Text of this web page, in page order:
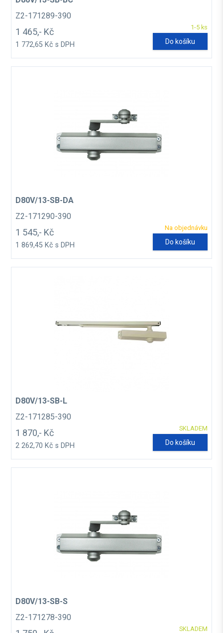
Z2-171289-390
1-5 ks
1 465,- Kč
1 772,65 Kč s DPH Do košíku
D80V/13-SB-DA
Z2-171290-390
Na objednávku
1 545,- Kč
1 869,45 Kč s DPH Do košíku
D80V/13-SB-L
Z2-171285-390
SKLADEM
1 870,- Kč
2 262,70 Kč s DPH Do košíku
D80V/13-SB-S
Z2-171278-390
SKLADEM